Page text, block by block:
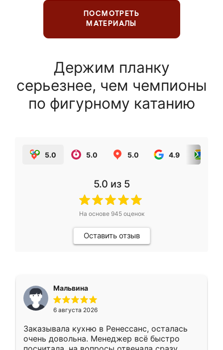
ПОСМОТРЕТЬ
МАТЕРИАЛЫ
Держим планку
серьезнее, чем чемпионы
по фигурному катанию
5.0 5.0 5.0 4.9
5.0 из 5
На основе 945оценок
Оставить отзыв
Мальвина
6 августа 2026
Заказывала кухню в Ренессанс, осталась
очень довольна. Менеджер всё быстро